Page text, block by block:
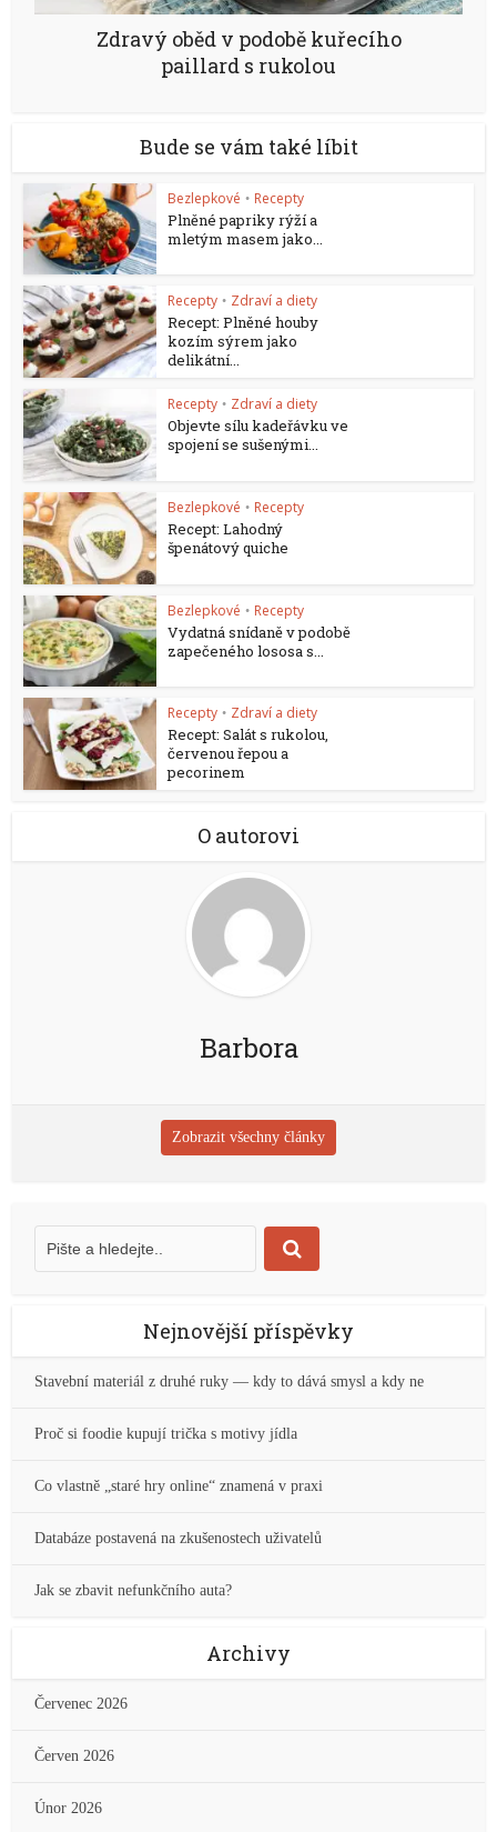
Zdravý oběd v podobě kuřecího
paillard s rukolou
Bude se vám také líbit
Bezlepkové • Recepty
Plněné papriky rýží a
mletým masem jako...
Recepty • Zdraví a diety
Recept: Plněné houby
kozím sýrem jako
delikátní...
Recepty • Zdraví a diety
Objevte sílu kadeřávku ve
spojení se sušenými...
Bezlepkové • Recepty
Recept: Lahodný
špenátový quiche
Bezlepkové • Recepty
Vydatná snídaně v podobě
zapečeného lososa s...
Recepty • Zdraví a diety
Recept: Salát s rukolou,
červenou řepou a
pecorinem
O autorovi
Barbora
Zobrazit všechny články
Nejnovější příspěvky
Stavební materiál z druhé ruky — kdy to dává smysl a kdy ne
Proč si foodie kupují trička s motivy jídla
Co vlastně „staré hry online“ znamená v praxi
Databáze postavená na zkušenostech uživatelů
Jak se zbavit nefunkčního auta?
Archivy
Červenec 2026
Červen 2026
Únor 2026